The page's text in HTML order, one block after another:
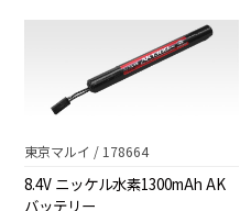
東京マルイ / 178664
8.4V ニッケル水素1300mAh AK
バッテリー